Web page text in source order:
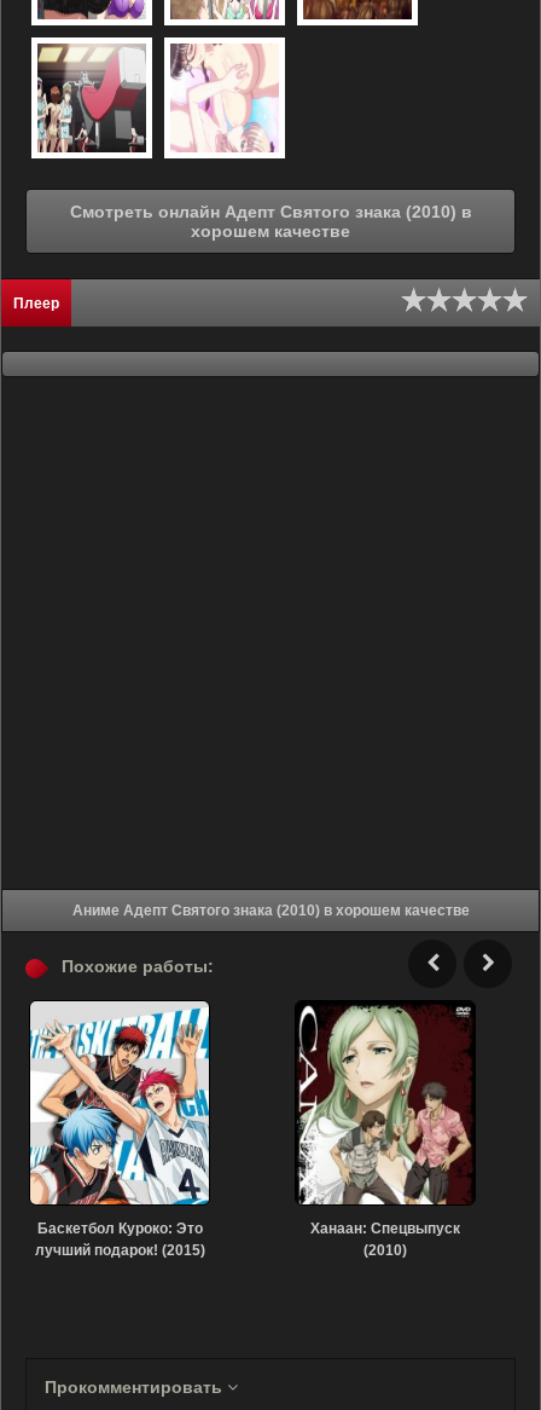
Смотреть онлайн Адепт Святого знака (2010) в
хорошем качестве
Плеер
Аниме Адепт Святого знака (2010) в хорошем качестве
Похожие работы:
Баскетбол Куроко: Это
лучший подарок! (2015)
Ханаан: Спецвыпуск
(2010)
Прокомментировать